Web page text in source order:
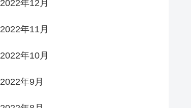
2022年12月
2022年11月
2022年10月
2022年9月